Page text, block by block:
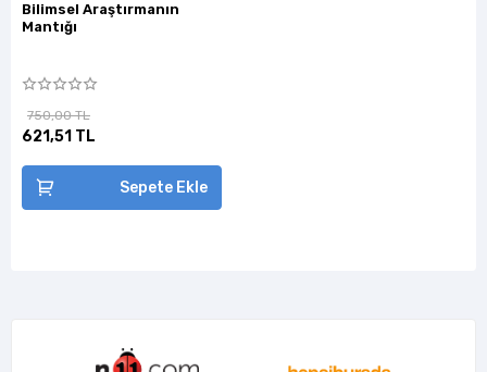
Bilimsel Araştırmanın
Mantığı
750,00 TL
621,51 TL
Sepete Ekle